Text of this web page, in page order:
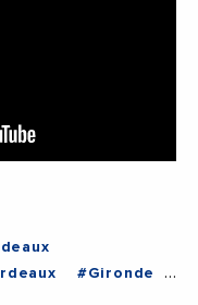
#Gironde